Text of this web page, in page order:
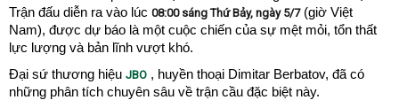
Trận đấu diễn ra vào lúc 08:00 sáng Thứ Bảy, ngày 5/7(giờ Việt
Nam), được dự báo là một cuộc chiến của sự mệt mỏi, tổn thất
lực lượng và bản lĩnh vượt khó.
Đại sứ thương hiệu JBO , huyền thoại Dimitar Berbatov, đã có
những phân tích chuyên sâu về trận cầu đặc biệt này.